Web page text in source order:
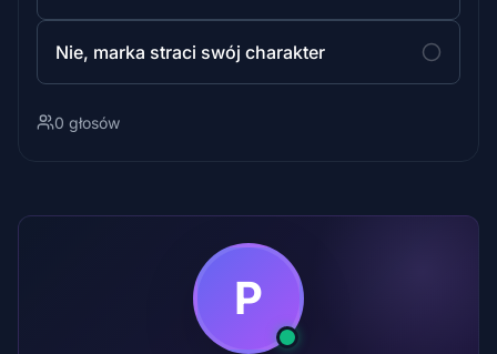
Nie, marka straci swój charakter
0 głosów
P